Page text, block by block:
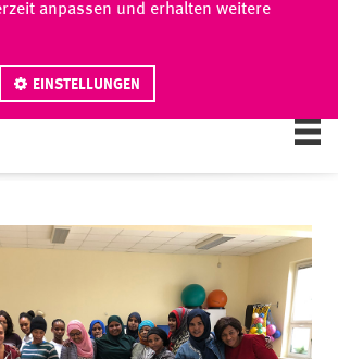
anpassen und erhalten weitere
EINSTELLUNGEN